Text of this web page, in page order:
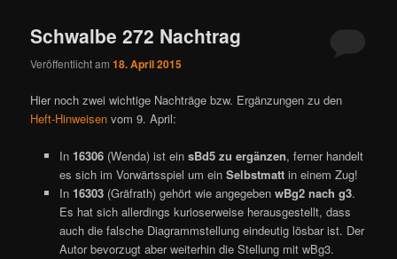
Schwalbe 272 Nachtrag
Veröffentlicht am18. April 2015
Hier noch zwei wichtige Nachträge bzw. Ergänzungen zu den
Heft-Hinweisen vom 9. April:
In 16306(Wenda) ist ein sBd5 zu ergänzen, ferner handelt
es sich im Vorwärtsspiel um ein Selbstmattin einem Zug!
In 16303(Gräfrath) gehört wie angegeben wBg2 nach g3.
Es hat sich allerdings kurioserweise herausgestellt, dass
auch die falsche Diagrammstellung eindeutig lösbar ist. Der
Autor bevorzugt aber weiterhin die Stellung mit wBg3.